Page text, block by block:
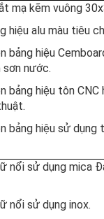
mạ kẽm vuông
hiệu alu màu tiêu
bảng hiệu
sơn nước.
bảng hiệu tôn CNC
bảng hiệu sử dụng
nổi sử dụng mica
nổi sử dụng inox.